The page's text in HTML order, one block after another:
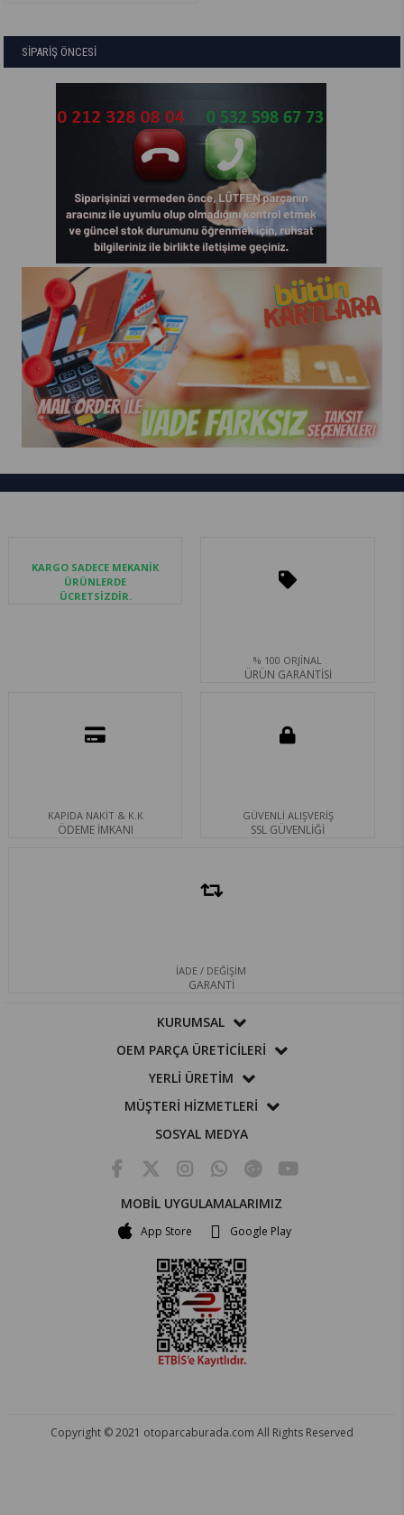
SİPARİŞ ÖNCESİ
KARGO SADECE MEKANİK
ÜRÜNLERDE
ÜCRETSİZDİR.
% 100 ORJİNAL
ÜRÜN GARANTİSİ
KAPIDA NAKİT & K.K
ÖDEME İMKANI
GÜVENLİ ALIŞVERİŞ
SSL GÜVENLİĞİ
İADE / DEĞİŞİM
GARANTİ
KURUMSAL
OEM PARÇA ÜRETİCİLERİ
YERLİ ÜRETİM
MÜŞTERİ HİZMETLERİ
SOSYAL MEDYA
MOBİL UYGULAMALARIMIZ
App Store Google Play
Copyright © 2021 otoparcaburada.com All Rights Reserved